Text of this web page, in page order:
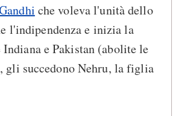
che voleva l'unità dello
l'indipendenza e inizia la
e Pakistan (abolite le
gli succedono Nehru, la figlia